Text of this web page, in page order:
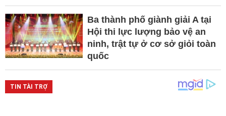
Ba thành phố giành giải A tại
Hội thi lực lượng bảo vệ an
ninh, trật tự ở cơ sở giỏi toàn
quốc